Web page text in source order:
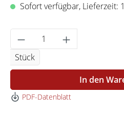
Sofort verfügbar, Lieferzeit:
Produkt Anzahl: Gib
Stück
In den
PDF-Datenblatt